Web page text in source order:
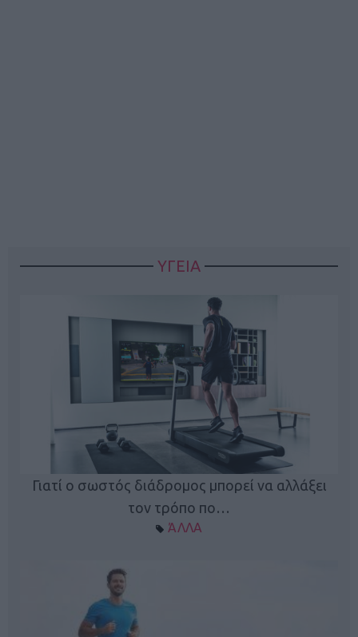
ΥΓΕΙΑ
Γιατί ο σωστός διάδρομος μπορεί να αλλάξει
τον τρόπο πο…
ΆΛΛΑ